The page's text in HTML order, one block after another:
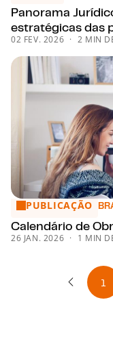
Panorama
estratégicas das
02 FEV. 2026 2 MIN
Calendário de
PUBLICAÇÃO
Calendário de
26 JAN. 2026 1 MIN
Página
1